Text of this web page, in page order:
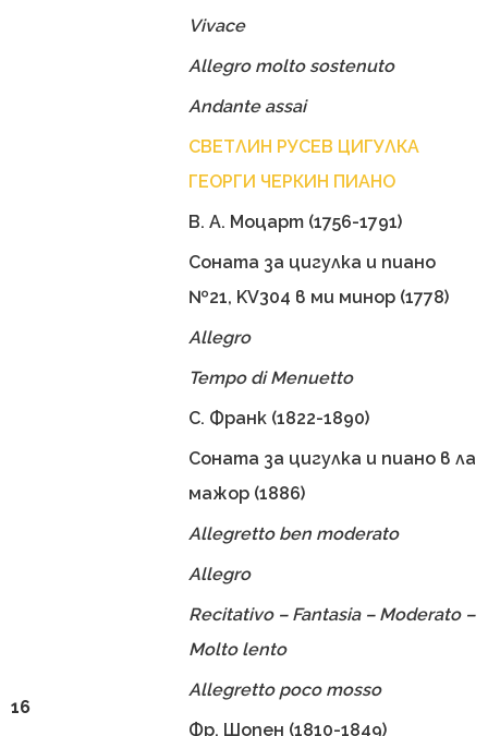
Vivace
Allegro molto sostenuto
Andante assai
16
СВЕТЛИН РУСЕВ ЦИГУЛКА
ГЕОРГИ ЧЕРКИН ПИАНО
В. А. Моцарт (1756-1791)
Соната за цигулка и пиано
№21, KV304 в ми минор (1778)
Allegro
Tempo di Menuetto
С. Франк (1822-1890)
Соната за цигулка и пиано в ла
мажор (1886)
Allegretto ben moderato
Allegro
Recitativo – Fantasia – Moderato –
Molto lento
Allegretto poco mosso
Фр. Шопен (1810-1849)